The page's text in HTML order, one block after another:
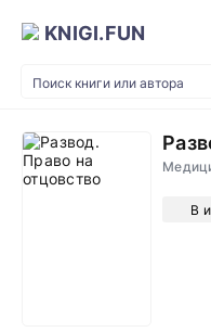
KNIGI.FUN
В